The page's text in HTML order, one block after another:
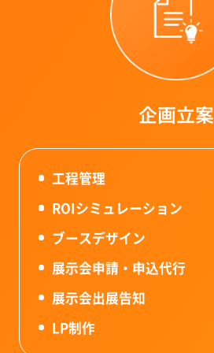
企画立案
工程管理
ROIシミュレーション
ブースデザイン
展示会申請・申込代行
展示会出展告知
LP制作